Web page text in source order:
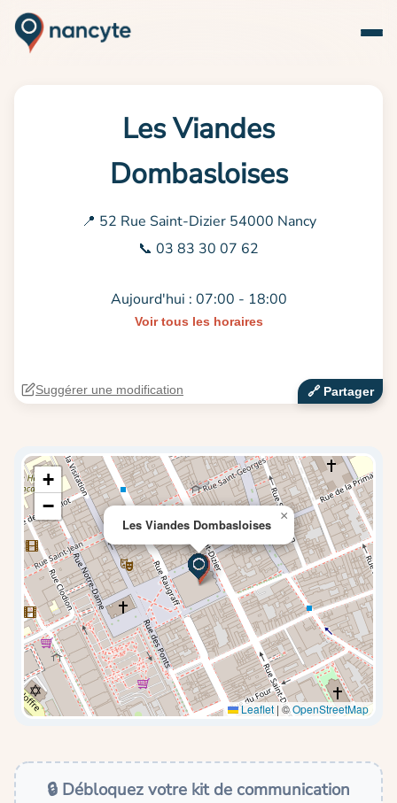
Les Viandes
Dombasloises
📍 52 Rue Saint-Dizier 54000 Nancy
📞 03 83 30 07 62
Aujourd'hui : 07:00 - 18:00
Voir tous les horaires
🔗‍️ Partager
Suggérer une modification
Les Viandes Dombasloises
×
+
−
Leaflet | ©OpenStreetMap
🔒 Débloquez votre kit de communication